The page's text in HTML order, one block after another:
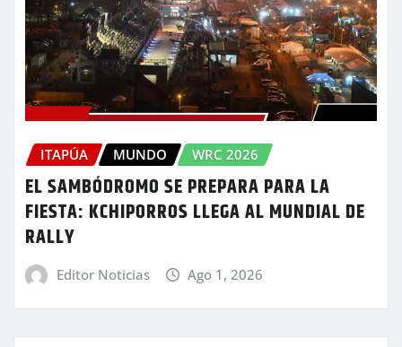
ITAPÚA MUNDO WRC 2026
EL SAMBÓDROMO SE PREPARA PARA LA
FIESTA: KCHIPORROS LLEGA AL MUNDIAL DE
RALLY
Editor Noticias Ago 1, 2026